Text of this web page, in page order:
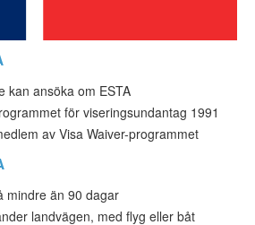
kan ansöka om ESTA
för viseringsundantag 1991
av Visa Waiver-programmet
mindre än 90 dagar
landvägen, med flyg eller båt